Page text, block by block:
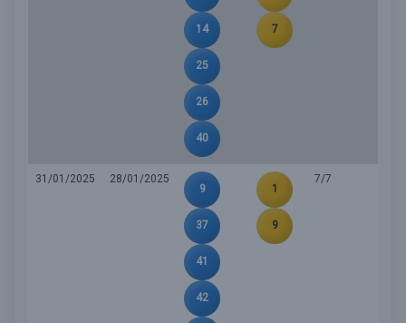
14
25
26
40
7
31/01/2025
28/01/2025
9
37
41
42
1
9
7/7